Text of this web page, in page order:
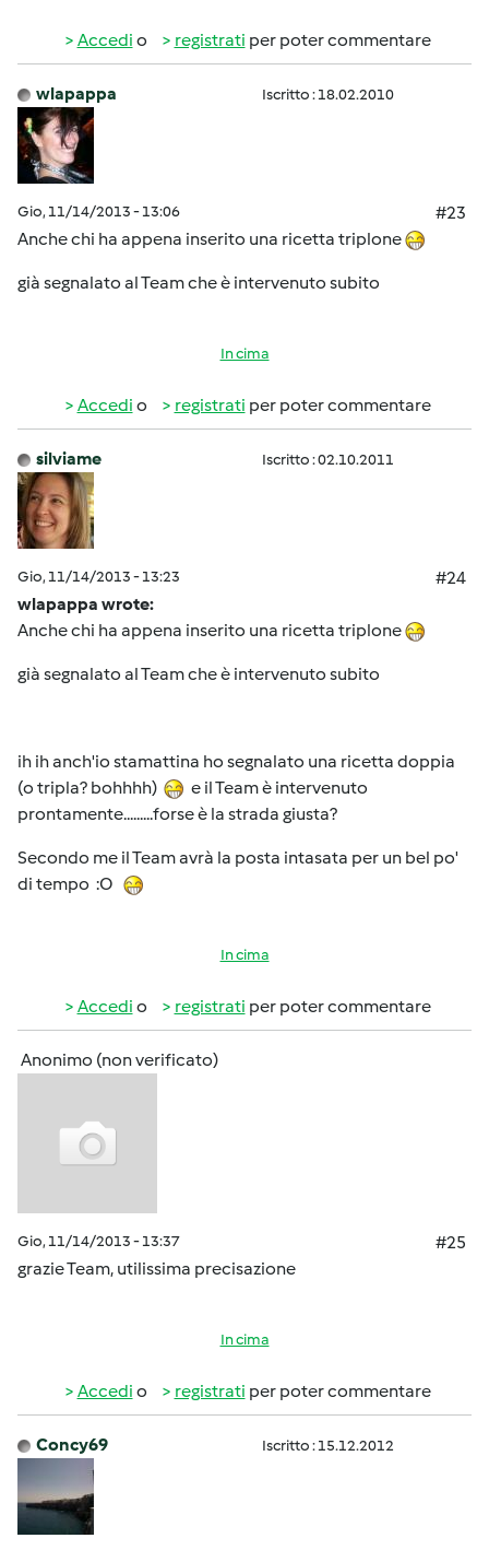
Accedi o registrati per poter commentare
wlapappa Iscritto : 18.02.2010
Gio, 11/14/2013 - 13:06
#23
Anche chi ha appena inserito una ricetta triplone
già segnalato al Team che è intervenuto subito
In cima
Accedi o registrati per poter commentare
silviame Iscritto : 02.10.2011
Gio, 11/14/2013 - 13:23
#24
wlapappa wrote:
Anche chi ha appena inserito una ricetta triplone
già segnalato al Team che è intervenuto subito
ih ih anch'io stamattina ho segnalato una ricetta doppia
(o tripla? bohhhh)
e il Team è intervenuto
prontamente.........forse è la strada giusta?
Secondo me il Team avrà la posta intasata per un bel po'
di tempo :O
In cima
Accedi o registrati per poter commentare
Anonimo (non verificato)
Gio, 11/14/2013 - 13:37
#25
grazie Team, utilissima precisazione
In cima
Accedi o registrati per poter commentare
Concy69 Iscritto : 15.12.2012